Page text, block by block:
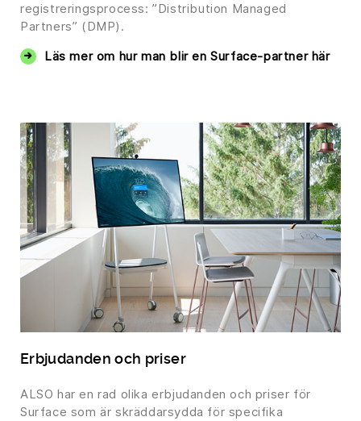
registreringsprocess: ”Distribution Managed
Partners” (DMP).
Läs mer om hur man blir en Surface-partner här
Erbjudanden och priser
ALSO har en rad olika erbjudanden och priser för
Surface som är skräddarsydda för specifika